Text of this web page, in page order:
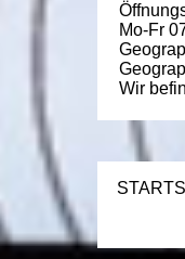
Mo-Fr
Wir